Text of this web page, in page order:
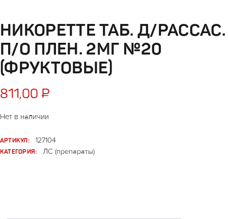
НИКОРЕТТЕ ТАБ. Д/РАССАС.
П/О ПЛЕН. 2МГ №20
(ФРУКТОВЫЕ)
811,00 ₽
Нет в наличии
АРТИКУЛ:
127104
КАТЕГОРИЯ:
ЛС (препараты)